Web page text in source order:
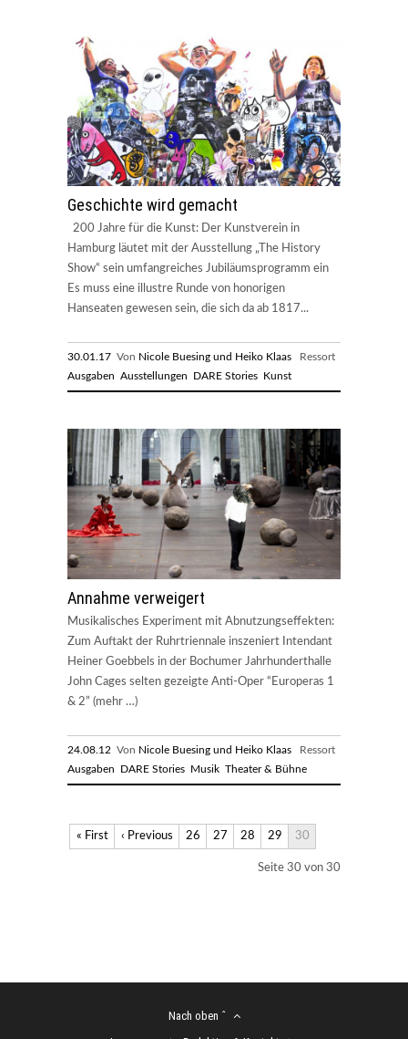
Geschichte wird gemacht
200 Jahre für die Kunst: Der Kunstverein in
Hamburg läutet mit der Ausstellung „The History
Show“ sein umfangreiches Jubiläumsprogramm ein
Es muss eine illustre Runde von honorigen
Hanseaten gewesen sein, die sich da ab 1817...
30.01.17 Von Nicole Buesing und Heiko Klaas Ressort
Ausgaben Ausstellungen DARE Stories Kunst
Annahme verweigert
Musikalisches Experiment mit Abnutzungseffekten:
Zum Auftakt der Ruhrtriennale inszeniert Intendant
Heiner Goebbels in der Bochumer Jahrhunderthalle
John Cages selten gezeigte Anti-Oper “Europeras 1
& 2” (mehr …)
24.08.12 Von Nicole Buesing und Heiko Klaas Ressort
Ausgaben
DARE Stories Musik Theater & Bühne
« First ‹ Previous 26 27 28 29 30
Seite 30 von 30
Nach oben ˆ